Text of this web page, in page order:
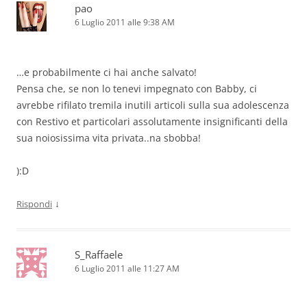
pao
6 Luglio 2011 alle 9:38 AM
…e probabilmente ci hai anche salvato!
Pensa che, se non lo tenevi impegnato con Babby, ci
avrebbe rifilato tremila inutili articoli sulla sua adolescenza
con Restivo et particolari assolutamente insignificanti della
sua noiosissima vita privata..na sbobba!
):D
Rispondi ↓
S_Raffaele
6 Luglio 2011 alle 11:27 AM